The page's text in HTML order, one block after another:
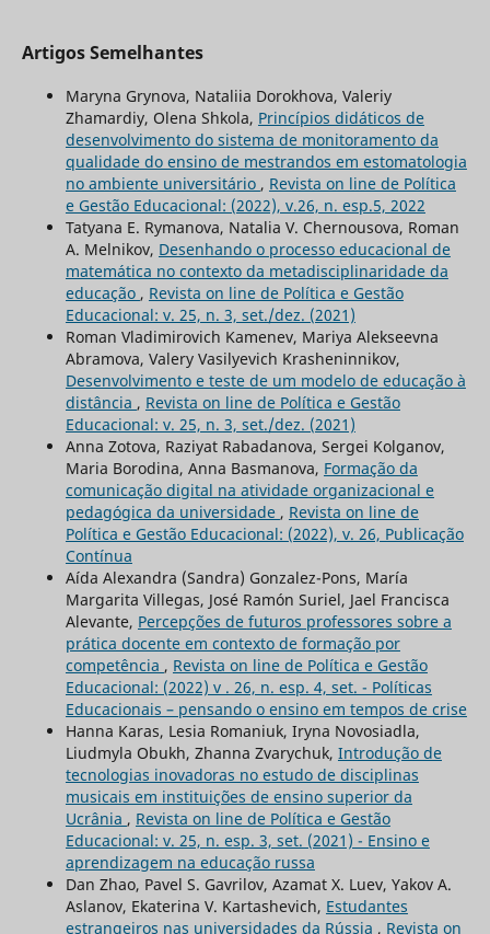
Artigos Semelhantes
Maryna Grynova, Nataliia Dorokhova, Valeriy
Zhamardiy, Olena Shkola, Princípios didáticos de
desenvolvimento do sistema de monitoramento da
qualidade do ensino de mestrandos em estomatologia
no ambiente universitário , Revista on line de Política
e Gestão Educacional: (2022), v.26, n. esp.5, 2022
Tatyana E. Rymanova, Natalia V. Chernousova, Roman
A. Melnikov, Desenhando o processo educacional de
matemática no contexto da metadisciplinaridade da
educação , Revista on line de Política e Gestão
Educacional: v. 25, n. 3, set./dez. (2021)
Roman Vladimirovich Kamenev, Mariya Alekseevna
Abramova, Valery Vasilyevich Krasheninnikov,
Desenvolvimento e teste de um modelo de educação à
distância , Revista on line de Política e Gestão
Educacional: v. 25, n. 3, set./dez. (2021)
Anna Zotova, Raziуat Rabadanova, Sergei Kolganov,
Maria Borodina, Anna Basmanova, Formação da
comunicação digital na atividade organizacional e
pedagógica da universidade , Revista on line de
Política e Gestão Educacional: (2022), v. 26, Publicação
Contínua
Aída Alexandra (Sandra) Gonzalez-Pons, María
Margarita Villegas, José Ramón Suriel, Jael Francisca
Alevante, Percepções de futuros professores sobre a
prática docente em contexto de formação por
competência , Revista on line de Política e Gestão
Educacional: (2022) v . 26, n. esp. 4, set. - Políticas
Educacionais – pensando o ensino em tempos de crise
Hanna Karas, Lesia Romaniuk, Iryna Novosiadla,
Liudmyla Obukh, Zhanna Zvarychuk, Introdução de
tecnologias inovadoras no estudo de disciplinas
musicais em instituições de ensino superior da
Ucrânia , Revista on line de Política e Gestão
Educacional: v. 25, n. esp. 3, set. (2021) - Ensino e
aprendizagem na educação russa
Dan Zhao, Pavel S. Gavrilov, Azamat Х. Luev, Yakov A.
Aslanov, Ekaterina V. Kartashevich, Estudantes
estrangeiros nas universidades da Rússia , Revista on